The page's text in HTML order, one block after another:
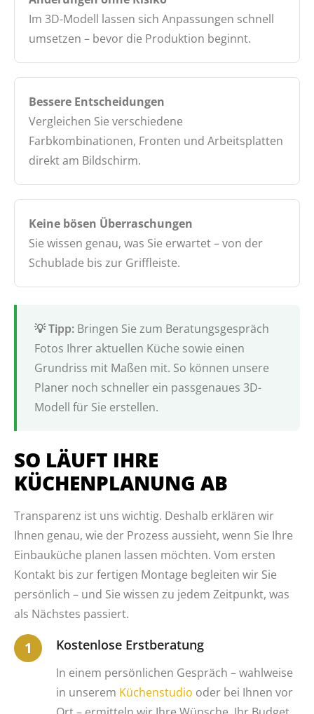
Im 3D-Modell lassen sich Anpassungen schnell
umsetzen – bevor die Produktion beginnt.
Bessere Entscheidungen
Vergleichen Sie verschiedene
Farbkombinationen, Fronten und Arbeitsplatten
direkt am Bildschirm.
Keine bösen Überraschungen
Sie wissen genau, was Sie erwartet – von der
Schublade bis zur Griffleiste.
Bringen Sie zum Beratungsgespräch
Fotos Ihrer aktuellen Küche sowie einen
Grundriss mit Maßen mit. So können unsere
Planer noch schneller ein passgenaues 3D-
Modell für Sie erstellen.
SO LÄUFT IHRE
KÜCHENPLANUNG AB
Transparenz ist uns wichtig. Deshalb erklären wir
Ihnen genau, wie der Prozess aussieht, wenn Sie Ihre
Einbauküche planen lassen möchten. Vom ersten
Kontakt bis zur fertigen Montage begleiten wir Sie
persönlich – und Sie wissen zu jedem Zeitpunkt, was
als Nächstes passiert.
Kostenlose Erstberatung
In einem persönlichen Gespräch – wahlweise
in unserem Küchenstudio oder bei Ihnen vor